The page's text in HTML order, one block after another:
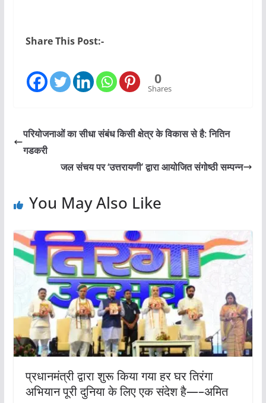
Share This Post:-
0
Shares
परियोजनाओं का सीधा संबंध किसी क्षेत्र के विकास से है: नितिन
गडकरी
जल संचय पर ‘उत्तरायणी’ द्वारा आयोजित संगोष्ठी सम्पन्न
You May Also Like
प्रधानमंत्री द्वारा शुरू किया गया हर घर तिरंगा
अभियान पूरी दुनिया के लिए एक संदेश है—–अमित